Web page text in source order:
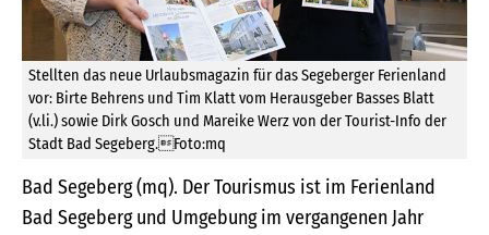
Stellten das neue Urlaubsmagazin für das Segeberger Ferienland
vor: Birte Behrens und Tim Klatt vom Herausgeber Basses Blatt
(v.li.) sowie Dirk Gosch und Mareike Werz von der Tourist-Info der
Stadt Bad Segeberg.Foto:mq
Bad Segeberg (mq). Der Tourismus ist im Ferienland
Bad Segeberg und Umgebung im vergangenen Jahr